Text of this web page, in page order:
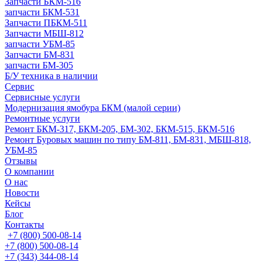
запчасти БКМ-531
Запчасти ПБКМ-511
Запчасти МБШ-812
запчасти УБМ-85
Запчасти БМ-831
запчасти БМ-305
Б/У техника в наличии
Сервис
Сервисные услуги
Модернизация ямобура БКМ (малой серии)
Ремонтные услуги
Ремонт БКМ-317, БКМ-205, БМ-302, БКМ-515, БКМ-516
Ремонт Буровых машин по типу БМ-811, БМ-831, МБШ-818,
УБМ-85
Отзывы
О компании
О нас
Новости
Кейсы
Блог
Контакты
+7 (800) 500-08-14
+7 (800) 500-08-14
+7 (343) 344-08-14